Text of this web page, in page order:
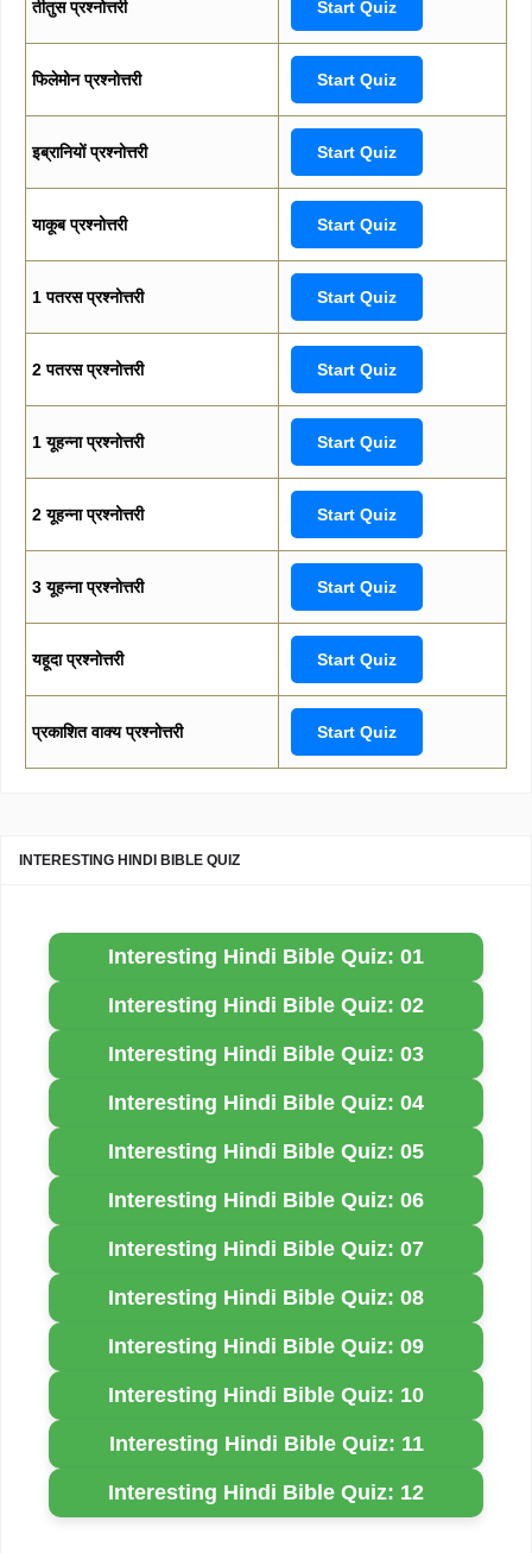
तीतुस प्रश्नोत्तरी Start Quiz
फिलेमोन प्रश्नोत्तरी Start Quiz
इब्रानियों प्रश्नोत्तरी Start Quiz
याकूब प्रश्नोत्तरी Start Quiz
1 पतरस प्रश्नोत्तरी Start Quiz
2 पतरस प्रश्नोत्तरी Start Quiz
1 यूहन्ना प्रश्नोत्तरी Start Quiz
2 यूहन्ना प्रश्नोत्तरी Start Quiz
3 यूहन्ना प्रश्नोत्तरी Start Quiz
यहूदा प्रश्नोत्तरी Start Quiz
प्रकाशित वाक्य प्रश्नोत्तरी Start Quiz
INTERESTING HINDI BIBLE QUIZ
Interesting Hindi Bible Quiz: 01
Interesting Hindi Bible Quiz: 02
Interesting Hindi Bible Quiz: 03
Interesting Hindi Bible Quiz: 04
Interesting Hindi Bible Quiz: 05
Interesting Hindi Bible Quiz: 06
Interesting Hindi Bible Quiz: 07
Interesting Hindi Bible Quiz: 08
Interesting Hindi Bible Quiz: 09
Interesting Hindi Bible Quiz: 10
Interesting Hindi Bible Quiz: 11
Interesting Hindi Bible Quiz: 12